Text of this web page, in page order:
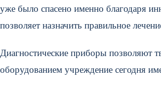
уже было спасено именно благодаря
позволяет назначить правильное
Диагностические приборы позволяют
оборудованием учреждение сегодня